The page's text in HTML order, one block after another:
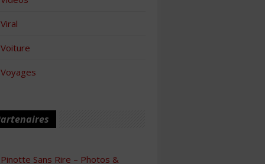
Viral
Voiture
Voyages
Pinotte Sans Rire – Photos &